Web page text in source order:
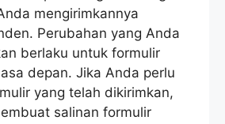
mengirimkannya
Perubahan yang Anda
berlaku untuk formulir
depan. Jika Anda perlu
yang telah dikirimkan,
salinan formulir